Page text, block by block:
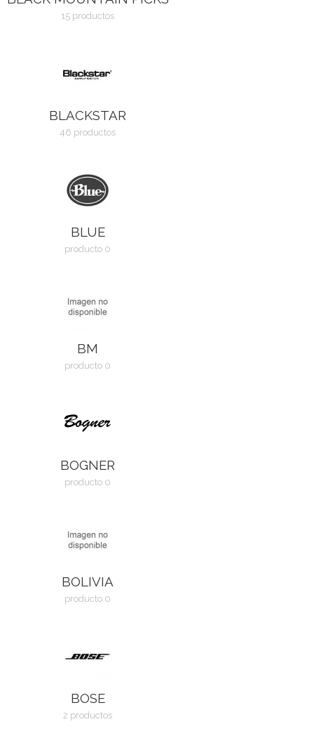
15 productos
BLACKSTAR
46 productos
BLUE
producto 0
BM
producto 0
BOGNER
producto 0
BOLIVIA
producto 0
BOSE
2 productos